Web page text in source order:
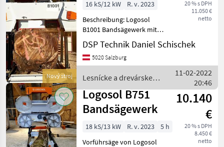
Nový stroj
20 % s DPH
11.050 €
netto
16 kS/12 kW
R. v. 2023
Beschreibung: Logosol
B1001 Bandsägewerk mit
Millimeterkurbel Max
Stammdurchmesser:
1001mm, Max Blockbreite:
Sägebett mit sehr massiv
ausge
DSP Technik Daniel Schischek
5020 Salzburg
Lesnícke a drevárske
stroje / Logosol
11-02-2022
20:46
Logosol B751
Bandsägewerk
10.140
€
20 % s DPH
8.450 €
netto
18 kS/13 kW R. v. 2023
5 h
Vorführsäge von Logosol